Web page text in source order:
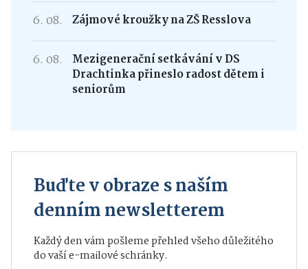
novinku odnést ihned
6. 08. Zájmové kroužky na ZŠ Resslova
Mezigenerační setkávání v DS
Drachtinka přineslo radost dětem i
Buďte v obraze s naším
denním newsletterem